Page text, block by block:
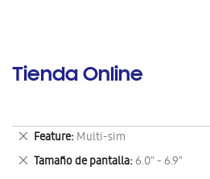
Tienda Online
Feature Multi-sim
Eliminar
este
artículo
Tamaño de pantalla 6.0" - 6.9"
Eliminar